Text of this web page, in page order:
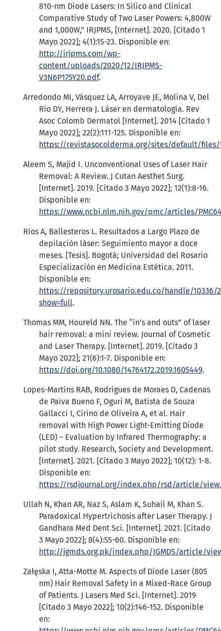
810-nm Diode Lasers: In Silico and Clinical
Comparative Study of Two Laser Powers: 4,800W
and 1,000W,” IRJPMS, [Internet]. 2020. [Citado 1
Mayo 2022]; 4(1):15-23. Disponible en:
http://irjpms.com/wp-
content/uploads/2020/12/IRJPMS-
V3N6P175Y20.pdf.
Arredondo MI, Vásquez LA, Arroyave JE, Molina V, Del
Río DY, Herrera J. Láser en dermatología. Rev
Asoc Colomb Dermatol [Internet]. 2014 [Citado 1
Mayo 2022]; 22(2):111-125. Disponible en:
https://revistasocolderma.org/sites/default/files/
Aleem S, Majid I. Unconventional Uses of Laser Hair
Removal: A Review. J Cutan Aesthet Surg.
[Internet]. 2019. [Citado 3 Mayo 2022]; 12(1):8-16.
Disponible en:
https://www.ncbi.nlm.nih.gov/pmc/articles/
Ríos A, Ballesteros L. Resultados a Largo Plazo de
depilación láser: Seguimiento mayor a doce
meses. [Tesis]. Bogotá; Universidad del Rosario
Especialización en Medicina Estética. 2011.
Disponible en:
https://repository.urosario.edu.co/handle/10336/
show=full.
Thomas MM, Houreld NN. The “in’s and outs” of laser
hair removal: a mini review. Journal of Cosmetic
and Laser Therapy. [Internet]. 2019. [Citado 3
Mayo 2022]; 21(6):1-7. Disponible en:
https://doi.org/10.1080/14764172.2019.1605449.
Lopes-Martins RAB, Rodrigues de Moraes D, Cadenas
de Paiva Bueno F, Oguri M, Batista de Souza
Gallacci I, Cirino de Oliveira A, et al. Hair
removal with High Power Light-Emitting Diode
(LED) – Evaluation by Infrared Thermography: a
pilot study. Research, Society and Development.
[Internet]. 2021. [Citado 3 Mayo 2022]; 10(12): 1-8.
Disponible en:
https://rsdjournal.org/index.php/rsd/article/view/
Ullah N, Khan AR, Naz S, Aslam K, Suhail M, Khan S.
Paradoxical Hypertrichosis after Laser Therapy. J
Gandhara Med Dent Sci. [Internet]. 2021. [Citado
3 Mayo 2022]; 8(4):55-60. Disponible en:
http://jgmds.org.pk/index.php/JGMDS/article/
Załęska I, Atta-Motte M. Aspects of Diode Laser (805
nm) Hair Removal Safety in a Mixed-Race Group
of Patients. J Lasers Med Sci. [Internet]. 2019
[Citado 3 Mayo 2022]; 10(2):146-152. Disponible
en: